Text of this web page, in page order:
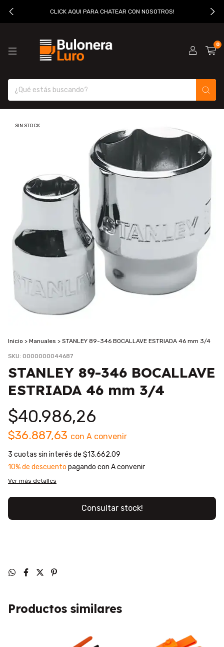
CLICK AQUI PARA CHATEAR CON NOSOTROS!
0
SIN STOCK
Inicio > Manuales > STANLEY 89-346 BOCALLAVE ESTRIADA 46 mm 3/4
SKU: 0000000044687
STANLEY 89-346 BOCALLAVE
ESTRIADA 46 mm 3/4
$40.986,26
$36.887,63 con A convenir
3 cuotas sin interés de $13.662,09
10% de descuento pagando con A convenir
Ver más detalles
Consultar stock!
Productos similares